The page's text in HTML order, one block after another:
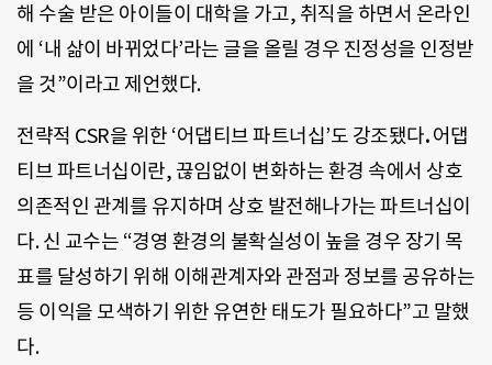
해 수술 받은 아이들이 대학을 가고, 취직을 하면서 온라인
에 ‘내 삶이 바뀌었다’라는 글을 올릴 경우 진정성을 인정받
을 것”이라고 제언했다.
전략적 CSR을 위한 ‘어댑티브 파트너십’도 강조됐다.어댑
티브 파트너십이란, 끊임없이 변화하는 환경 속에서 상호
의존적인 관계를 유지하며 상호 발전해나가는 파트너십이
다. 신 교수는 “경영 환경의 불확실성이 높을 경우 장기 목
표를 달성하기 위해 이해관계자와 관점과 정보를 공유하는
등 이익을 모색하기 위한 유연한 태도가 필요하다”고 말했
다.